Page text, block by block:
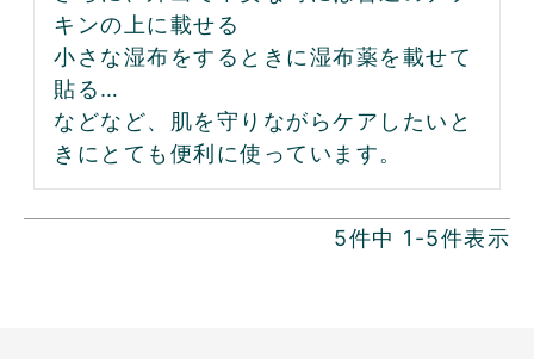
キンの上に載せる
小さな湿布をするときに湿布薬を載せて
貼る…
などなど、肌を守りながらケアしたいと
きにとても便利に使っています。
5件中 1 -5件表示